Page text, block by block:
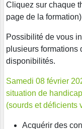
Cliquez sur chaque
page de la formation)
Possibilité de vous
plusieurs formations
disponibilités.
Samedi 08 février
situation de
(sourds et déficients
Acquérir des